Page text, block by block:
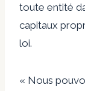
toute entité
capitaux
loi.
« Nous